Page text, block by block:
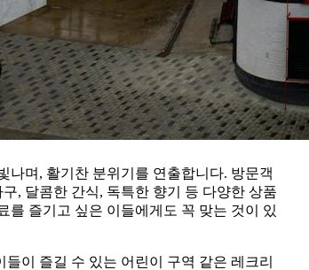
나며, 활기찬 분위기를 연출합니다. 방문객
, 달콤한 간식, 독특한 향기 등 다양한 상품
를 즐기고 싶은 이들에게도 꼭 맞는 것이 있
이 즐길 수 있는 어린이 구역 같은 레크리